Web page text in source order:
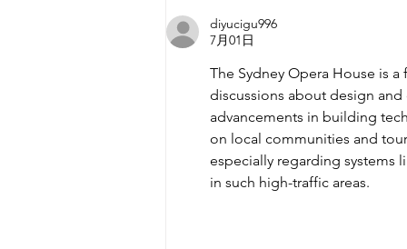
diyucigu996
7月01日
The Sydney Opera House is
discussions about design
advancements in building
on local communities and
especially regarding systems
in such high-traffic areas.